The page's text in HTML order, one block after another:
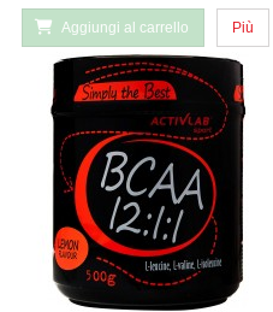
Aggiungi al carrello Più